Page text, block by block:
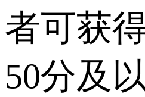
者可获
50分及